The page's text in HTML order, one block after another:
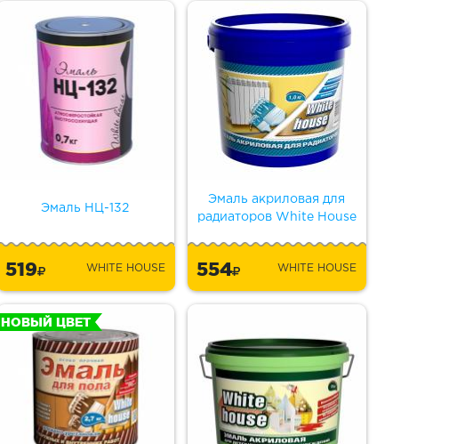
Эмаль НЦ-132
519 WHITE HOUSE
Эмаль акриловая для
радиаторов White House
554 WHITE HOUSE
НОВЫЙ ЦВЕТ